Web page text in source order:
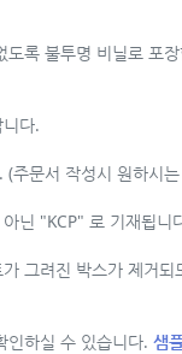
록 불투명 비닐로 포
다.
주문서 작성시 원하시
닌 "KCP" 로 기재됩니
그려진 박스가 제거되
인하실 수 있습니다. 샘